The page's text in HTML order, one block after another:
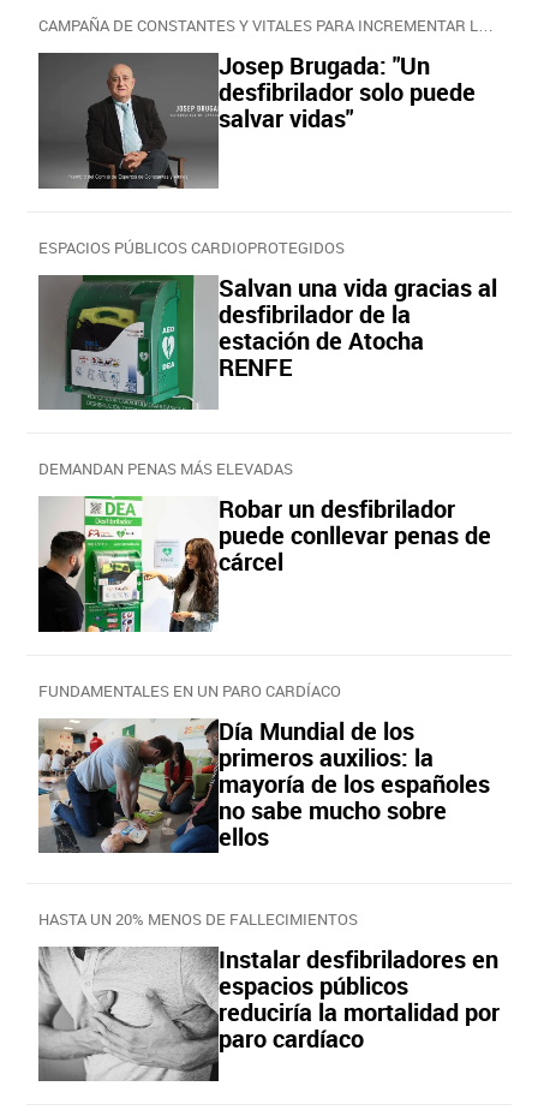
CAMPAÑA DE CONSTANTES Y VITALES PARA INCREMENTAR LOS ESPACIOS CARDIOPROTEGIDOS
Josep Brugada: "Un
desfibrilador solo puede
salvar vidas"
ESPACIOS PÚBLICOS CARDIOPROTEGIDOS
Salvan una vida gracias al
desfibrilador de la
estación de Atocha
RENFE
DEMANDAN PENAS MÁS ELEVADAS
Robar un desfibrilador
puede conllevar penas de
cárcel
FUNDAMENTALES EN UN PARO CARDÍACO
Día Mundial de los
primeros auxilios: la
mayoría de los españoles
no sabe mucho sobre
ellos
HASTA UN 20% MENOS DE FALLECIMIENTOS
Instalar desfibriladores en
espacios públicos
reduciría la mortalidad por
paro cardíaco